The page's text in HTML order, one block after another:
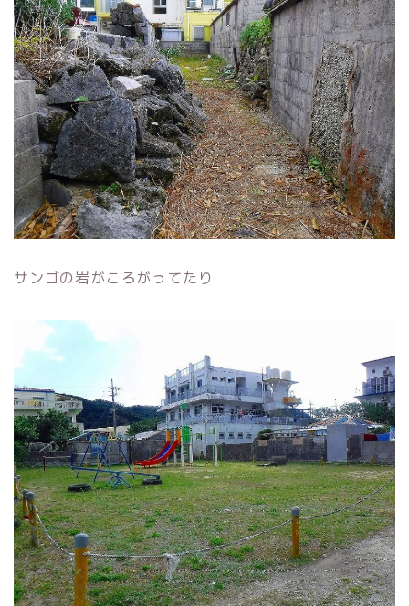
サンゴの岩がころがってたり